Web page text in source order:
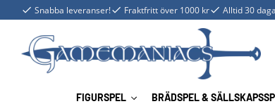
Snabba leveranser! Fraktfritt över 1000 kr Alltid 30
FIGURSPEL BRÄDSPEL &